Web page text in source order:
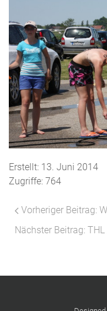
Erstellt: 13. Juni 2014
Zugriffe: 764
Vorheriger Beitrag:
Nächster Beitrag: